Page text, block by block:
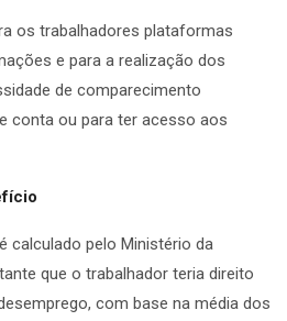
os trabalhadores plataformas
e para a realização dos
de comparecimento
conta ou para ter acesso aos
calculado pelo Ministério da
que o trabalhador teria direito
com base na média dos